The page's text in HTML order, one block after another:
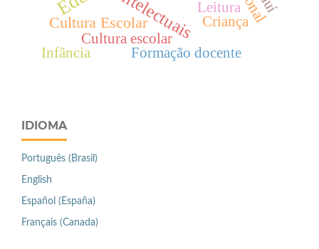
Intelectuais
Cultura Escolar
Cultura escolar
Formação docente
Leitura
Criança
Infância
IDIOMA
Português (Brasil)
English
Español (España)
Français (Canada)